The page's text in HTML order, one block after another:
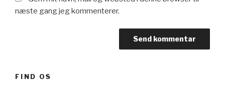
næste gang jeg kommenterer.
FIND OS